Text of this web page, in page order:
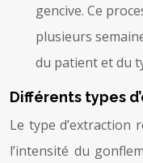
gencive. Ce
plusieurs
du patient et du
Différents types
Le type d’extraction
l’intensité du